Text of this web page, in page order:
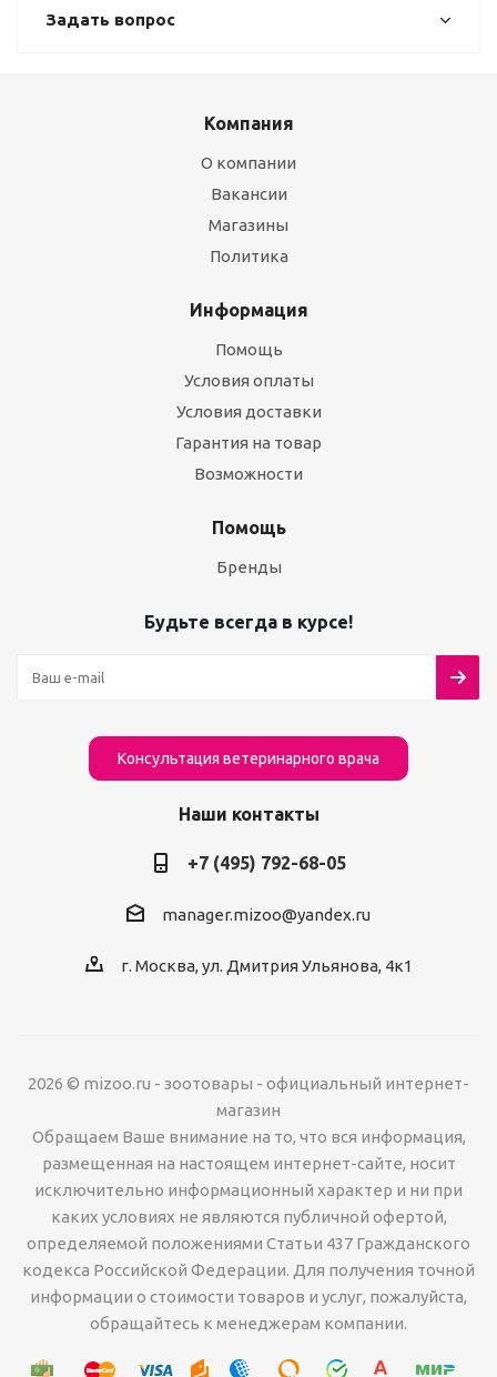
Задать вопрос
Компания
О компании
Вакансии
Магазины
Политика
Информация
Помощь
Условия оплаты
Условия доставки
Гарантия на товар
Возможности
Помощь
Бренды
Будьте всегда в курсе!
Консультация ветеринарного врача
Наши контакты
+7 (495) 792-68-05
manager.mizoo@yandex.ru
г. Москва, ул. Дмитрия Ульянова, 4к1
2026 © mizoo.ru - зоотовары - официальный интернет-
магазин
Обращаем Ваше внимание на то, что вся информация,
размещенная на настоящем интернет-сайте, носит
исключительно информационный характер и ни при
каких условиях не являются публичной офертой,
определяемой положениями Статьи 437 Гражданского
кодекса Российской Федерации. Для получения точной
информации о стоимости товаров и услуг, пожалуйста,
обращайтесь к менеджерам компании.